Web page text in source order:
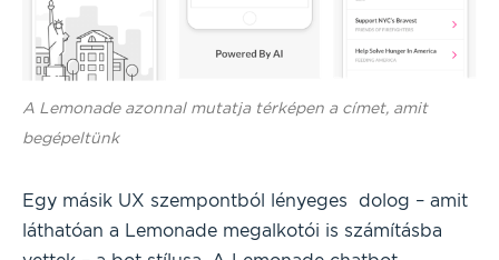
A Lemonade azonnal mutatja térképen a címet, amit
begépeltünk
Egy másik UX szempontból lényeges dolog – amit
láthatóan a Lemonade megalkotói is számításba